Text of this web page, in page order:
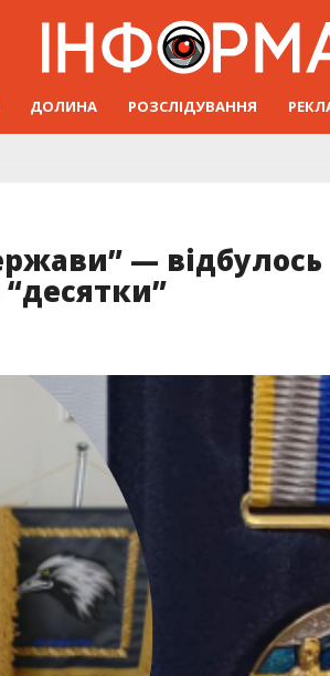
ДОЛИНА РОЗСЛІДУВАННЯ
— відбулось